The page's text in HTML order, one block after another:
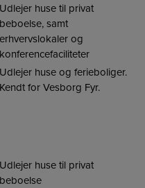
Udlejer huse til privat
beboelse, samt
erhvervslokaler og
konferencefaciliteter
Udlejer huse og ferieboliger.
Kendt for Vesborg Fyr.
Udlejer huse til privat
beboelse